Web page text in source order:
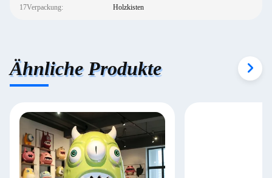
17Verpackung: Holzkisten
Ähnliche Produkte